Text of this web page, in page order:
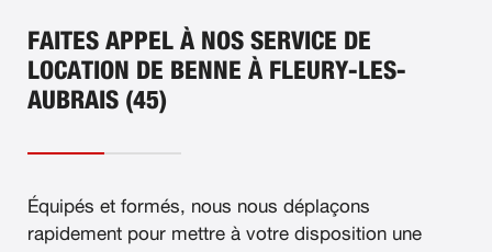
FAITES APPEL À NOS SERVICE DE
LOCATION DE BENNE À FLEURY-LES-
AUBRAIS (45)
Équipés et formés, nous nous déplaçons
rapidement pour mettre à votre disposition une